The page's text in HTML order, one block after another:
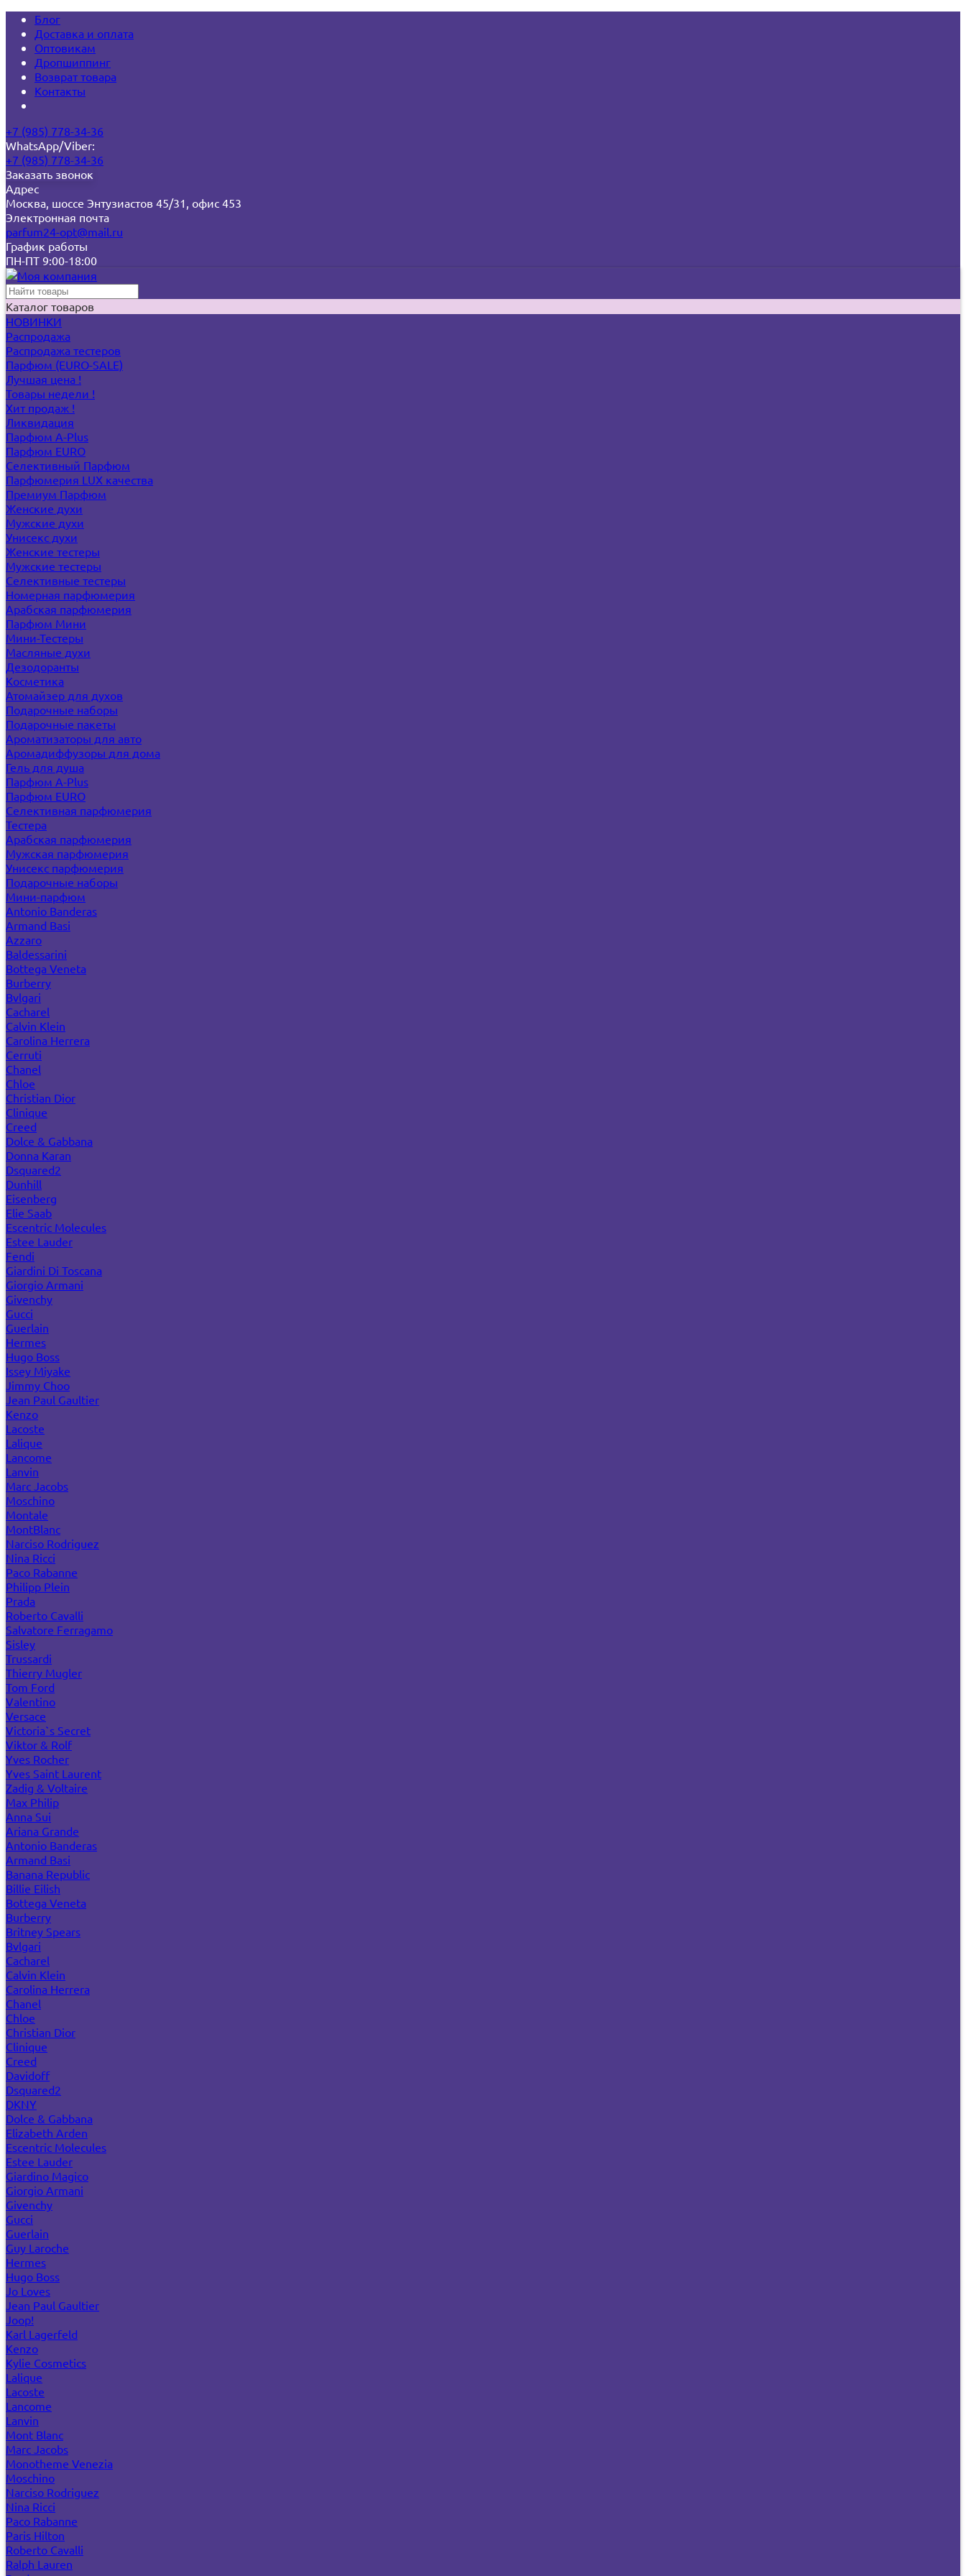
Блог
Доставка и оплата
Оптовикам
Дропшиппинг
Возврат товара
Контакты
+7 (985) 778-34-36
WhatsApp/Viber:
+7 (985) 778-34-36
Заказать звонок
Адрес
Москва, шоссе Энтузиастов 45/31, офис 453
Электронная почта
parfum24-opt@mail.ru
График работы
ПН-ПТ 9:00-18:00
Каталог товаров
НОВИНКИ
Распродажа
Распродажа тестеров
Парфюм (EURO-SALE)
Лучшая цена !
Товары недели !
Хит продаж !
Ликвидация
Парфюм A-Plus
Парфюм EURO
Селективный Парфюм
Парфюмерия LUX качества
Премиум Парфюм
Женские духи
Мужские духи
Унисекс духи
Женские тестеры
Мужские тестеры
Селективные тестеры
Номерная парфюмерия
Арабская парфюмерия
Парфюм Мини
Мини-Тестеры
Масляные духи
Дезодоранты
Косметика
Атомайзер для духов
Подарочные наборы
Подарочные пакеты
Ароматизаторы для авто
Аромадиффузоры для дома
Гель для душа
Парфюм A-Plus
Парфюм EURO
Селективная парфюмерия
Тестера
Арабская парфюмерия
Мужская парфюмерия
Унисекс парфюмерия
Подарочные наборы
Мини-парфюм
Antonio Banderas
Armand Basi
Azzaro
Baldessarini
Bottega Veneta
Burberry
Bvlgari
Cacharel
Calvin Klein
Carolina Herrera
Cerruti
Chanel
Chloe
Christian Dior
Clinique
Creed
Dolce & Gabbana
Donna Karan
Dsquared2
Dunhill
Eisenberg
Elie Saab
Escentric Molecules
Estee Lauder
Fendi
Giardini Di Toscana
Giorgio Armani
Givenchy
Gucci
Guerlain
Hermes
Hugo Boss
Issey Miyake
Jimmy Choo
Jean Paul Gaultier
Kenzo
Lacoste
Lalique
Lancome
Lanvin
Marc Jacobs
Moschino
Montale
MontBlanc
Narciso Rodriguez
Nina Ricci
Paco Rabanne
Philipp Plein
Prada
Roberto Cavalli
Salvatore Ferragamo
Sisley
Trussardi
Thierry Mugler
Tom Ford
Valentino
Versace
Victoria`s Secret
Viktor & Rolf
Yves Rocher
Yves Saint Laurent
Zadig & Voltaire
Max Philip
Anna Sui
Ariana Grande
Antonio Banderas
Armand Basi
Banana Republic
Billie Eilish
Bottega Veneta
Burberry
Britney Spears
Bvlgari
Cacharel
Calvin Klein
Carolina Herrera
Chanel
Chloe
Christian Dior
Clinique
Creed
Davidoff
Dsquared2
DKNY
Dolce & Gabbana
Elizabeth Arden
Escentric Molecules
Estee Lauder
Giardino Magico
Giorgio Armani
Givenchy
Gucci
Guerlain
Guy Laroche
Hermes
Hugo Boss
Jo Loves
Jean Paul Gaultier
Joop!
Karl Lagerfeld
Kenzo
Kylie Cosmetics
Lalique
Lacoste
Lancome
Lanvin
Mont Blanc
Marc Jacobs
Monotheme Venezia
Moschino
Narciso Rodriguez
Nina Ricci
Paco Rabanne
Paris Hilton
Roberto Cavalli
Ralph Lauren